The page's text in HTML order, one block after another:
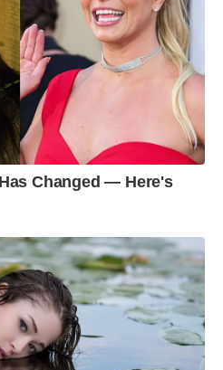
Changed — Here's